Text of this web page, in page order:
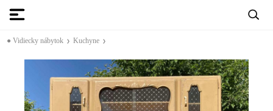
● Vidiecky nábytok Kuchyne